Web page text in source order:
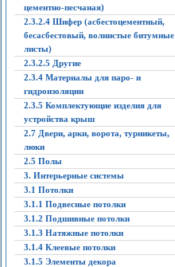
цементно-песчаная)
2.3.2.4 Шифер (асбестоцементный,
бесасбестовый, волнистые битумные
листы)
2.3.2.5 Другие
2.3.4 Материалы для паро- и
гидроизоляции
2.3.5 Комплектующие изделия для
устройства крыш
2.7 Двери, арки, ворота, турникеты,
люки
2.5 Полы
3. Интерьерные системы
3.1 Потолки
3.1.1 Подвесные потолки
3.1.2 Подшивные потолки
3.1.3 Натяжные потолки
3.1.4 Клеевые потолки
3.1.5 Элементы декора